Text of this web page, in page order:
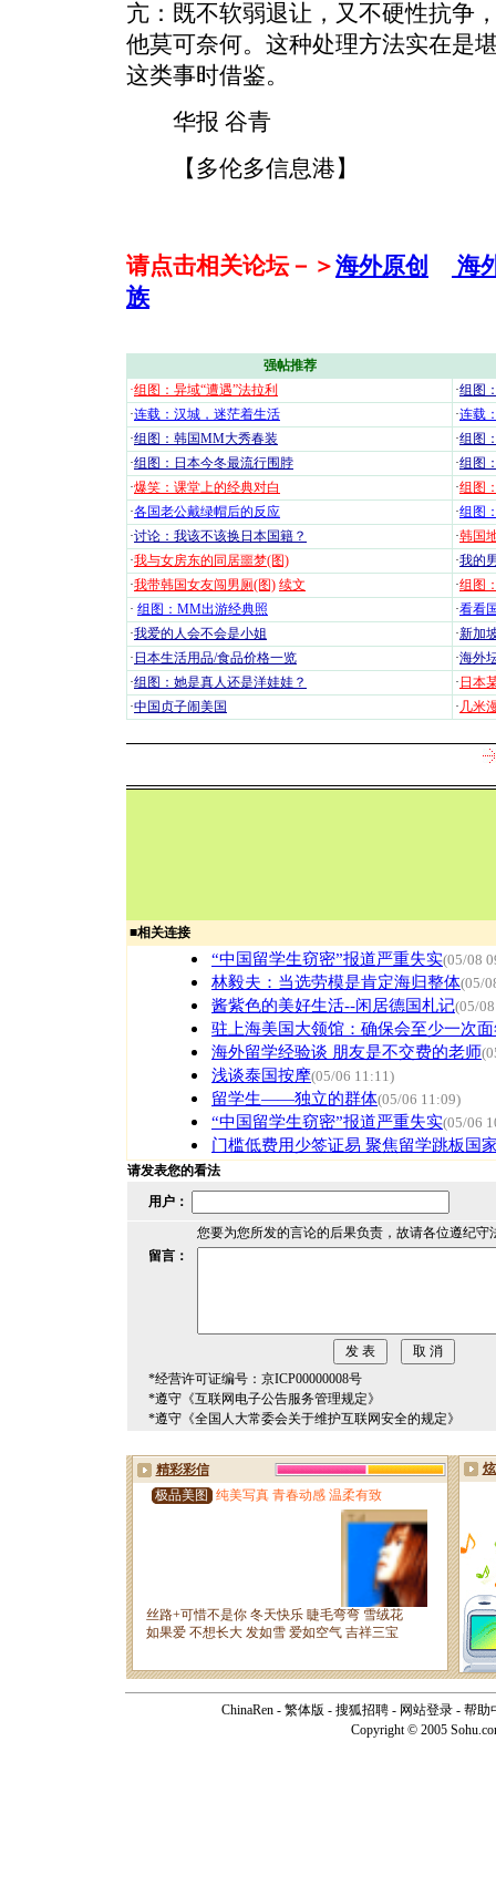
亢：既不软弱退让，又不硬性抗争
他莫可奈何。这种处理方法实在是
这类事时借鉴。
华报 谷青
【多伦多信息港】
请点击相关论坛－＞海外原创
海
族
强帖推荐
·组图：异域“遭遇”法拉利 ·组图
·连载：汉城，迷茫着生活 ·连载
·组图：韩国MM大秀春装 ·组图
·组图：日本今冬最流行围脖 ·组图
·爆笑：课堂上的经典对白 ·组图
·各国老公戴绿帽后的反应 ·组图
·讨论：我该不该换日本国籍？ ·韩国
·我与女房东的同居噩梦(图) ·我的
·我带韩国女友闯男厕(图) 续文 ·组图
· 组图：MM出游经典照 ·看看
·我爱的人会不会是小姐 ·新加
· 日本生活用品/食品价格一览 ·海外
·组图：她是真人还是洋娃娃？ · 日本
·中国贞子闹美国 · 几米
■相关连接
“中国留学生窃密”报道严重失实(05/08
林毅夫：当选劳模是肯定海归整体(05/
酱紫色的美好生活--闲居德国札记(05/
驻上海美国大领馆：确保会至少一次
海外留学经验谈 朋友是不交费的老师
浅谈泰国按摩(05/06 11:11)
留学生——独立的群体(05/06 11:09)
“中国留学生窃密”报道严重失实(05/06
门槛低费用少签证易 聚焦留学跳板国
请发表您的看法
用户：
您要为您所发的言论的后果负责，故请各位遵纪守
留言：
*经营许可证编号：京ICP00000008号
*遵守《互联网电子公告服务管理规定》
*遵守《全国人大常委会关于维护互联网安全的规定》
ChinaRen - 繁体版 - 搜狐招聘 - 网站登录 - 帮助
Copyright © 2005